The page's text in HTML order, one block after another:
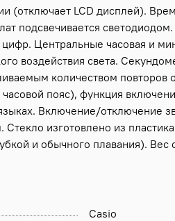
(отключает LCD дисплей).
подсвечивается
Центральные часовая и
воздействия света.
количеством
пояс), функция
Включение/отключение
изготовлено из
и обычного плавания). Вес
Casio